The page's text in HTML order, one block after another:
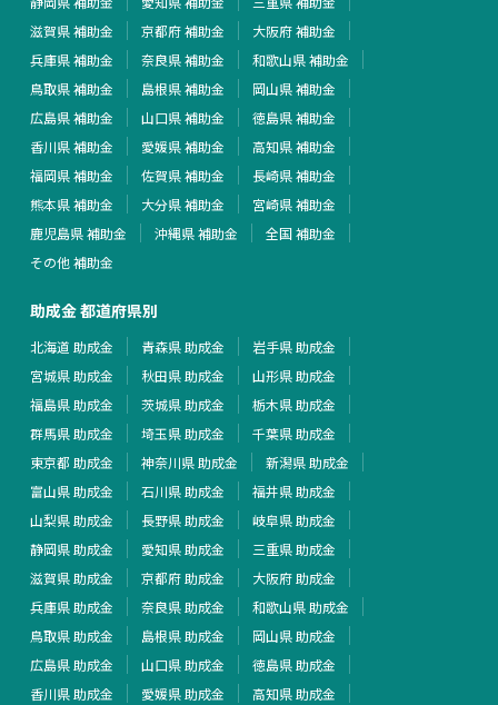
滋賀県 補助金
京都府 補助金
大阪府 補助金
兵庫県 補助金
奈良県 補助金
和歌山県 補助金
鳥取県 補助金
島根県 補助金
岡山県 補助金
広島県 補助金
山口県 補助金
徳島県 補助金
香川県 補助金
愛媛県 補助金
高知県 補助金
福岡県 補助金
佐賀県 補助金
長崎県 補助金
熊本県 補助金
大分県 補助金
宮崎県 補助金
鹿児島県 補助金
沖縄県 補助金
全国 補助金
その他 補助金
助成金 都道府県別
北海道 助成金 青森県 助成金
岩手県 助成金
宮城県 助成金
秋田県 助成金
山形県 助成金
福島県 助成金
茨城県 助成金
栃木県 助成金
群馬県 助成金
埼玉県 助成金
千葉県 助成金
東京都 助成金
神奈川県 助成金
新潟県 助成金
富山県 助成金
石川県 助成金
福井県 助成金
山梨県 助成金
長野県 助成金
岐阜県 助成金
静岡県 助成金
愛知県 助成金
三重県 助成金
滋賀県 助成金
京都府 助成金
大阪府 助成金
兵庫県 助成金
奈良県 助成金
和歌山県 助成金
鳥取県 助成金
島根県 助成金
岡山県 助成金
広島県 助成金
山口県 助成金
徳島県 助成金
香川県 助成金
愛媛県 助成金
高知県 助成金